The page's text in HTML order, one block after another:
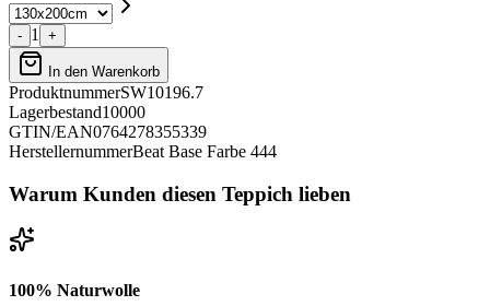
- 1 +
In den Warenkorb
ProduktnummerSW10196.7
Lagerbestand10000
GTIN/EAN0764278355339
HerstellernummerBeat Base Farbe 444
Warum Kunden diesen Teppich lieben
100% Naturwolle